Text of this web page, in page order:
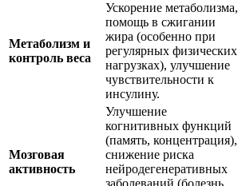
Метаболизм и
контроль веса
Ускорение метаболизма,
помощь в сжигании
жира (особенно при
регулярных физических
нагрузках), улучшение
чувствительности к
инсулину.
Мозговая
активность
Улучшение
когнитивных функций
(память, концентрация),
снижение риска
нейродегенеративных